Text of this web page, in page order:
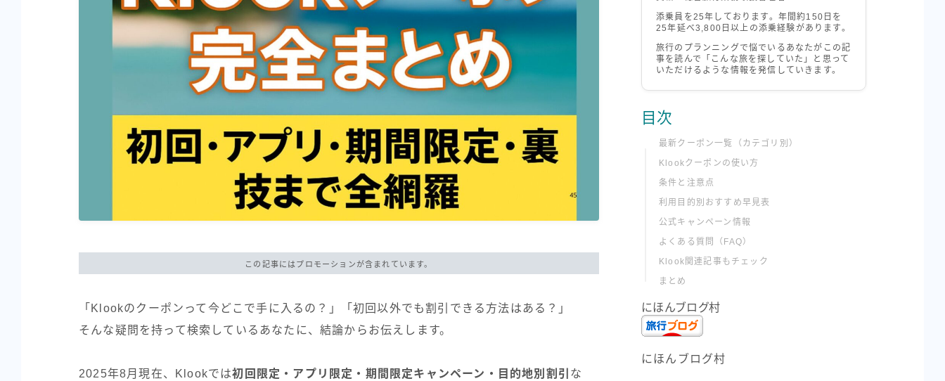
この記事にはプロモーションが含まれています。
「Klookのクーポンって今どこで手に入るの？」「初回以外でも割引できる方法はある？」
そんな疑問を持って検索しているあなたに、結論からお伝えします。
2025年8月現在、Klookでは初回限定・アプリ限定・期間限定キャンペーン・目的地別割引 な
添乗員を25年しております。年間約150日を
25年延べ3,800日以上の添乗経験があります。
旅行のプランニングで悩でいるあなたがこの記
事を読んで「こんな旅を探していた」と思って
いただけるような情報を発信していきます。
目次
最新クーポン一覧（カテゴリ別）
Klookクーポンの使い方
条件と注意点
利用目的別おすすめ早見表
公式キャンペーン情報
よくある質問（FAQ）
Klook関連記事もチェック
まとめ
にほんブログ村
にほんブログ村